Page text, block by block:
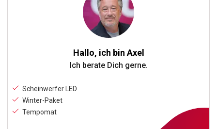
Hallo, ich bin Axel
Ich berate Dich gerne.
Scheinwerfer LED
Winter-Paket
Tempomat